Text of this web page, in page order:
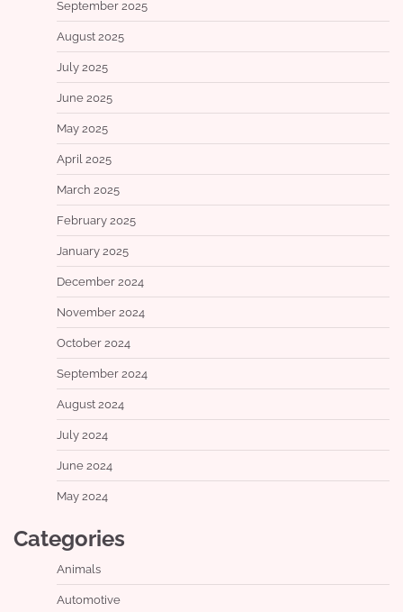
September 2025
August 2025
July 2025
June 2025
May 2025
April 2025
March 2025
February 2025
January 2025
December 2024
November 2024
October 2024
September 2024
August 2024
July 2024
June 2024
May 2024
Categories
Animals
Automotive